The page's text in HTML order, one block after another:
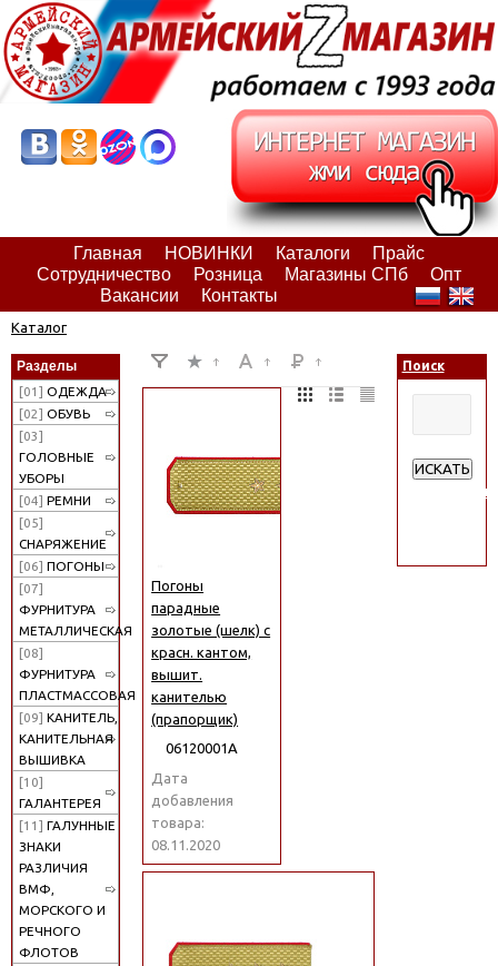
Главная НОВИНКИ Каталоги
Прайс
Сотрудничество
Розница Магазины СПб
Опт
Вакансии
Контакты
Каталог
Разделы
[01] ОДЕЖДА
[02] ОБУВЬ
[03]
ГОЛОВНЫЕ
УБОРЫ
[04] РЕМНИ
[05]
СНАРЯЖЕНИЕ
[06] ПОГОНЫ
[07]
ФУРНИТУРА
МЕТАЛЛИЧЕСКАЯ
[08]
ФУРНИТУРА
ПЛАСТМАССОВАЯ
[09] КАНИТЕЛЬ,
КАНИТЕЛЬНАЯ
ВЫШИВКА
[10]
ГАЛАНТЕРЕЯ
[11] ГАЛУННЫЕ
ЗНАКИ
РАЗЛИЧИЯ
ВМФ,
МОРСКОГО И
РЕЧНОГО
ФЛОТОВ
Погоны
парадные
золотые (шелк) с
красн. кантом,
вышит.
канителью
(прапорщик)
06120001А
Дата
добавления
товара:
08.11.2020
Поиск
ИСКАТЬ